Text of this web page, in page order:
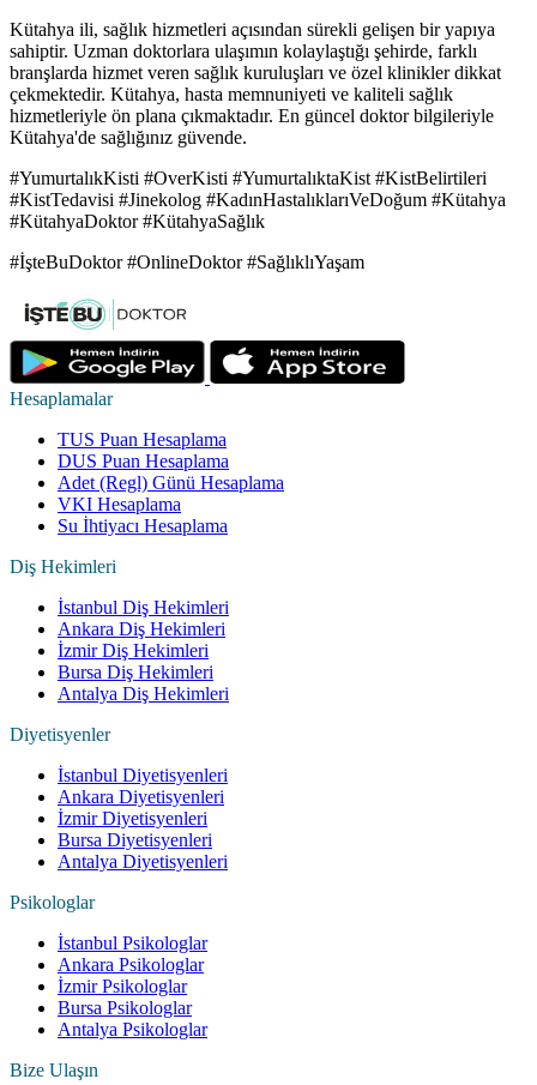
Kütahya ili, sağlık hizmetleri açısından sürekli gelişen bir yapıya
sahiptir. Uzman doktorlara ulaşımın kolaylaştığı şehirde, farklı
branşlarda hizmet veren sağlık kuruluşları ve özel klinikler dikkat
çekmektedir. Kütahya, hasta memnuniyeti ve kaliteli sağlık
hizmetleriyle ön plana çıkmaktadır. En güncel doktor bilgileriyle
Kütahya'de sağlığınız güvende.
#YumurtalıkKisti #OverKisti #YumurtalıktaKist #KistBelirtileri
#KistTedavisi #Jinekolog #KadınHastalıklarıVeDoğum #Kütahya
#KütahyaDoktor #KütahyaSağlık
#İşteBuDoktor #OnlineDoktor #SağlıklıYaşam
Hesaplamalar
TUS Puan Hesaplama
DUS Puan Hesaplama
Adet (Regl) Günü Hesaplama
VKI Hesaplama
Su İhtiyacı Hesaplama
Diş Hekimleri
İstanbul Diş Hekimleri
Ankara Diş Hekimleri
İzmir Diş Hekimleri
Bursa Diş Hekimleri
Antalya Diş Hekimleri
Diyetisyenler
İstanbul Diyetisyenleri
Ankara Diyetisyenleri
İzmir Diyetisyenleri
Bursa Diyetisyenleri
Antalya Diyetisyenleri
Psikologlar
İstanbul Psikologlar
Ankara Psikologlar
İzmir Psikologlar
Bursa Psikologlar
Antalya Psikologlar
Bize Ulaşın